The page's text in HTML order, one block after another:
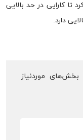
تا کارایی در حد بالایی
دارد.
بخش‌های موردنیاز